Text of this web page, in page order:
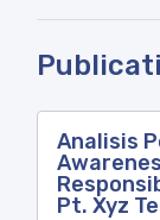
Analisis
Pt. Xyz